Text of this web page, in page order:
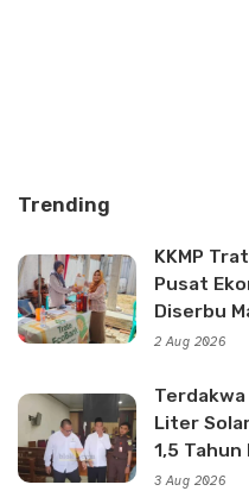
Trending
KKMP
Pusat
Diserbu
2 Aug 2026
Terdakwa
Liter
1,5 Tahun
3 Aug 2026